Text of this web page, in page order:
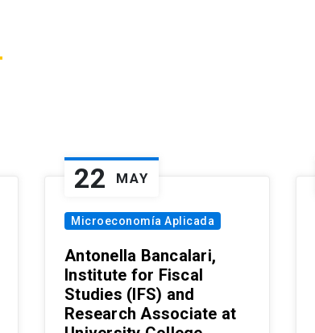
22 MAY
Microeconomía Aplicada
Antonella Bancalari,
Institute for Fiscal
Studies (IFS) and
Research Associate at